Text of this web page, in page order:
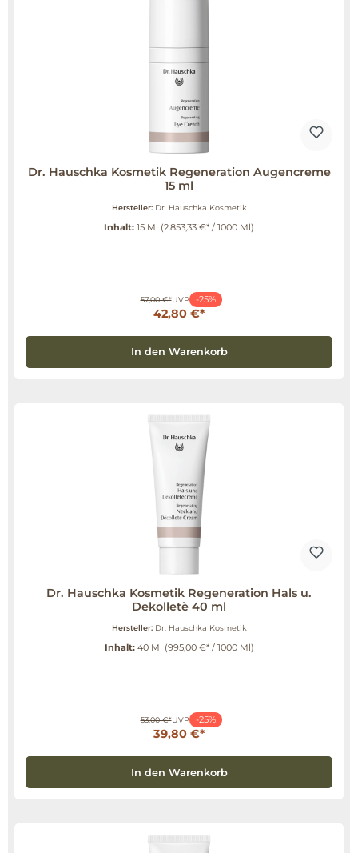
Dr. Hauschka Kosmetik Regeneration Augencreme
15 ml
Hersteller: Dr. Hauschka Kosmetik
Inhalt: 15 Ml (2.853,33 €* / 1000 Ml)
57,00 €*UVP -25%
42,80 €*
In den Warenkorb
Dr. Hauschka Kosmetik Regeneration Hals u.
Dekolletè 40 ml
Hersteller: Dr. Hauschka Kosmetik
Inhalt: 40 Ml (995,00 €* / 1000 Ml)
53,00 €*UVP -25%
39,80 €*
In den Warenkorb